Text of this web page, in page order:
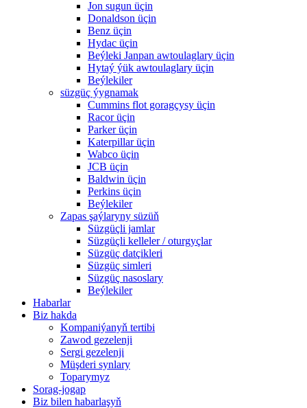
Jon sugun üçin
Donaldson üçin
Benz üçin
Hydac üçin
Beýleki Janpan awtoulaglary üçin
Hytaý ýük awtoulaglary üçin
Beýlekiler
süzgüç ýygnamak
Cummins flot goragçysy üçin
Racor üçin
Parker üçin
Katerpillar üçin
Wabco üçin
JCB üçin
Baldwin üçin
Perkins üçin
Beýlekiler
Zapas şaýlaryny süzüň
Süzgüçli jamlar
Süzgüçli kelleler / oturgyçlar
Süzgüç datçikleri
Süzgüç simleri
Süzgüç nasoslary
Beýlekiler
Habarlar
Biz hakda
Kompaniýanyň tertibi
Zawod gezelenji
Sergi gezelenji
Müşderi synlary
Toparymyz
Sorag-jogap
Biz bilen habarlaşyň